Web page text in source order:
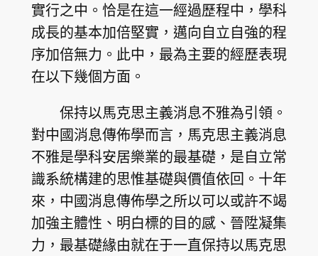
實行之中。恰是在這一經過歷程中，學科
成長的基本加倍堅實，邁向自立自強的程
序加倍無力。此中，最為主要的經歷表現
在以下幾個方面。
保持以馬克思主義消息不雅為引領。
對中國消息傳佈學而言，馬克思主義消息
不雅是學科安居樂業的最基礎，是自立常
識系統構建的思惟基礎與價值依回。十年
來，中國消息傳佈學之所以可以或許不竭
加強主體性、明白標的目的感、晉陞凝集
力，最基礎緣由就在于一直保持以馬克思